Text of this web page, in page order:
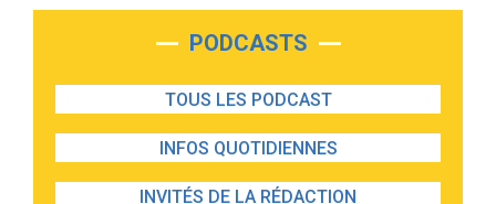
PODCASTS
TOUS LES PODCAST
INFOS QUOTIDIENNES
INVITÉS DE LA RÉDACTION